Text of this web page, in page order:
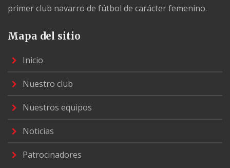
primer club navarro de fútbol de carácter femenino.
Mapa del sitio
Inicio
Nuestro club
Nuestros equipos
Noticias
Patrocinadores